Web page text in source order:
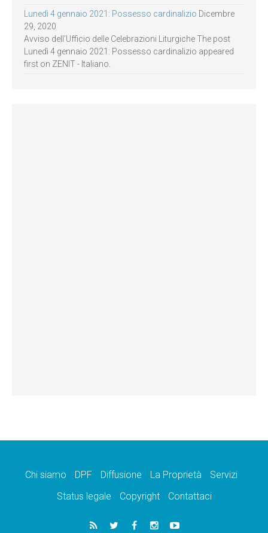
Lunedì 4 gennaio 2021: Possesso cardinalizio Dicembre
29, 2020
Avviso dell’Ufficio delle Celebrazioni Liturgiche The post
Lunedì 4 gennaio 2021: Possesso cardinalizio appeared
first on ZENIT - Italiano.
Chi siamo DPF Diffusione La Proprietà
Servizi
Status legale
Copyright Contattaci